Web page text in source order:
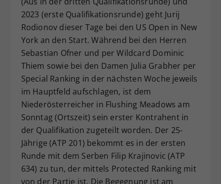
2023 (erste Qualifikationsrunde) geht Jurij
Rodionov dieser Tage bei den US Open in New
York an den Start. Während bei den Herren
Sebastian Ofner und per Wildcard Dominic
Thiem sowie bei den Damen Julia Grabher per
Special Ranking in der nächsten Woche jeweils
im Hauptfeld aufschlagen, ist dem
Niederösterreicher in Flushing Meadows am
Sonntag (Ortszeit) sein erster Kontrahent in
der Qualifikation zugeteilt worden. Der 25-
Jährige (ATP 201) bekommt es in der ersten
Runde mit dem Serben Filip Krajinovic (ATP
634) zu tun, der mittels Protected Ranking mit
von der Partie ist. Die Begegnung ist am
Zweck
Dieser Wert speichert Ihre Consent-
Einstellungen. Unter anderem eine
zufällig generierte ID, für die
historische Speicherung Ihrer
vorgenommen Einstellungen, falls der
Webseiten-Betreiber dies eingestellt
hat.